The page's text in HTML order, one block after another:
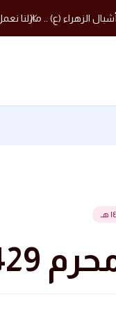
الزهراء (ع) .. مازلنا